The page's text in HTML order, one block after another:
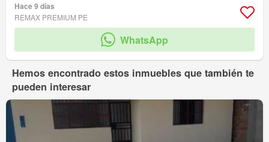
Hace 9 días
REMAX PREMIUM PE
WhatsApp
Hemos encontrado estos inmuebles que también te
pueden interesar